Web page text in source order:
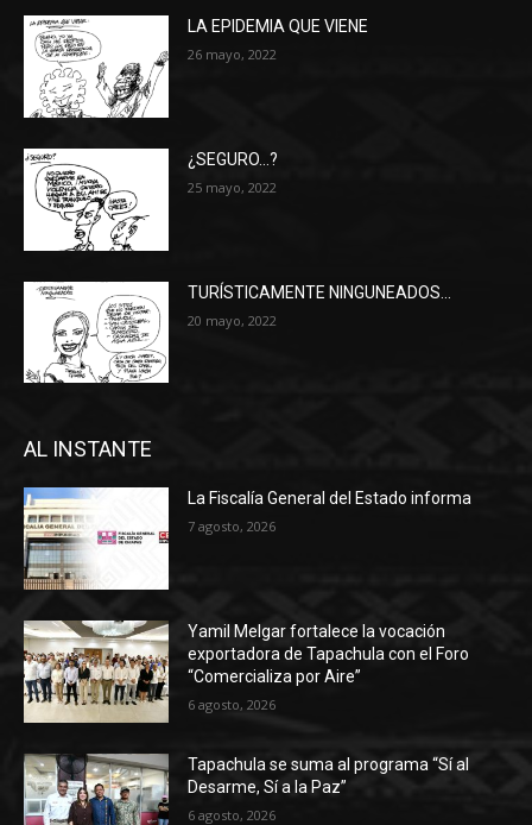
LA EPIDEMIA QUE VIENE
26 mayo, 2022
¿SEGURO…?
25 mayo, 2022
TURÍSTICAMENTE NINGUNEADOS…
20 mayo, 2022
AL INSTANTE
La Fiscalía General del Estado informa
7 agosto, 2026
Yamil Melgar fortalece la vocación
exportadora de Tapachula con el Foro
“Comercializa por Aire”
6 agosto, 2026
Tapachula se suma al programa “Sí al
Desarme, Sí a la Paz”
6 agosto, 2026